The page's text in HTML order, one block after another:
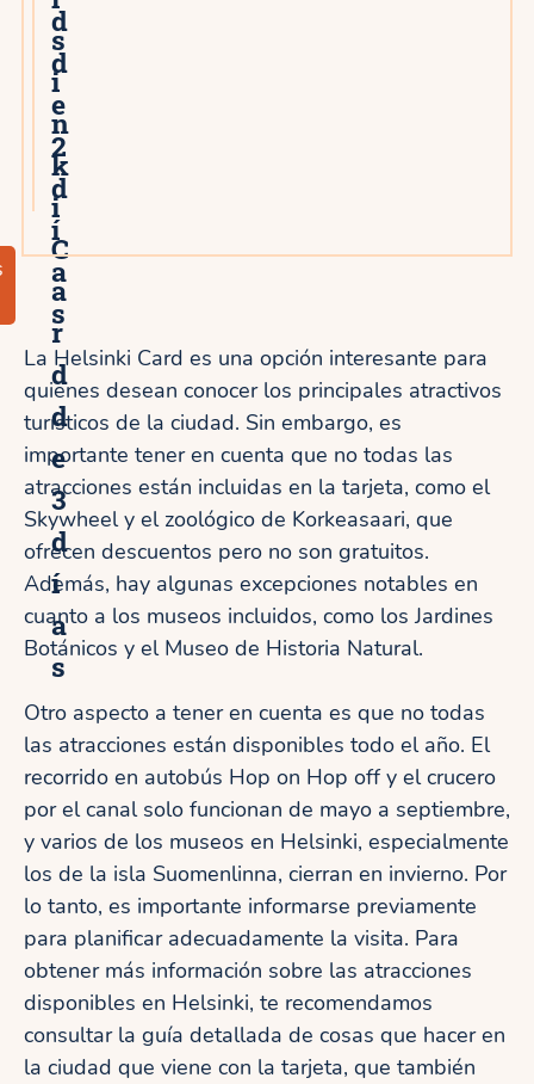
d
d
e
2
d
í
a
s
s
i
n
k
i
C
a
r
d
d
e
3
d
í
a
s
La Helsinki Card es una opción interesante para
quienes desean conocer los principales atractivos
turísticos de la ciudad. Sin embargo, es
importante tener en cuenta que no todas las
atracciones están incluidas en la tarjeta, como el
Skywheel y el zoológico de Korkeasaari, que
ofrecen descuentos pero no son gratuitos.
Además, hay algunas excepciones notables en
cuanto a los museos incluidos, como los Jardines
Botánicos y el Museo de Historia Natural.
Otro aspecto a tener en cuenta es que no todas
las atracciones están disponibles todo el año. El
recorrido en autobús Hop on Hop off y el crucero
por el canal solo funcionan de mayo a septiembre,
y varios de los museos en Helsinki, especialmente
los de la isla Suomenlinna, cierran en invierno. Por
lo tanto, es importante informarse previamente
para planificar adecuadamente la visita. Para
obtener más información sobre las atracciones
disponibles en Helsinki, te recomendamos
consultar la guía detallada de cosas que hacer en
la ciudad que viene con la tarjeta, que también